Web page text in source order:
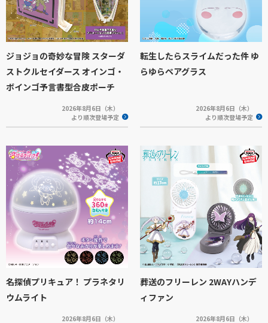
ジョジョの奇妙な冒険 スターダ
ストクルセイダース オインゴ・
ボインゴ予言書型合皮ポーチ
2026年8月6日（木）
より順次登場予定
転生したらスライムだった件 ゆ
らゆらペアグラス
2026年8月6日（木）
より順次登場予定
名探偵プリキュア！ プラネタリ
ウムライト
2026年8月6日（木）
葬送のフリーレン 2WAYハンデ
ィファン
2026年8月6日（木）